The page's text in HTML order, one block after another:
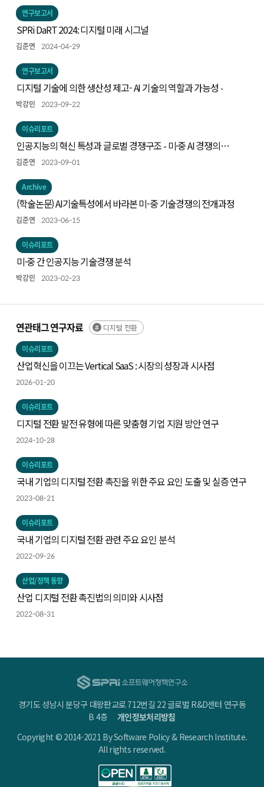
연구보고서
SPRi DaRT 2024: 디지털 미래 시그널
김준연 2024-04-29
연구보고서
디지털 기술에 의한 생산성 제고- AI 기술의 역할과 가능성 -
박강민 2023-09-22
이슈리포트
인공지능의 혁신 특성과 글로벌 경쟁구조 - 미·중 AI 경쟁의
동향과 시사점 -
김준연 2023-09-01
Archive
(학술논문) AI기술특성에서 바라본 미-중 기술경쟁의 전개과정
김준연 2023-06-15
이슈리포트
미·중 간 인공지능 기술경쟁 분석
박강민 2023-02-23
연관태그 연구자료 디지털 전환
이슈리포트
산업혁신을 이끄는 Vertical SaaS : 시장의 성장과 시사점
2026-01-20
이슈리포트
디지털 전환 발전 유형에 따른 맞춤형 기업 지원 방안 연구
2024-10-28
이슈리포트
국내 기업의 디지털 전환 촉진을 위한 주요 요인 도출 및 실증 연구
2023-08-21
이슈리포트
국내 기업의 디지털 전환 관련 주요 요인 분석
2022-09-26
산업/정책 동향
산업 디지털 전환 촉진법의 의미와 시사점
2022-08-31
경기도 성남시 분당구 대왕판교로 712번길 22 글로벌 R&D센터 연구동
B 4층개인정보처리방침
Copyright © 2014-2021 By Software Policy & Research Institute.
All rights reserved.